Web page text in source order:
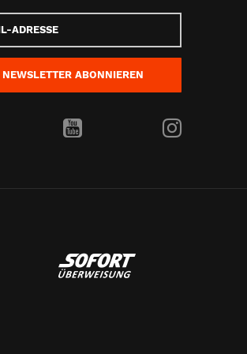
NEWSLETTER ABONNIEREN